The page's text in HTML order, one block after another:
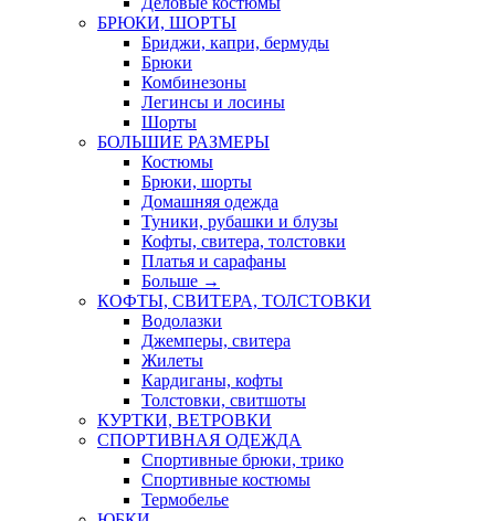
БРЮКИ, ШОРТЫ
Бриджи, капри, бермуды
Брюки
Комбинезоны
Легинсы и лосины
Шорты
БОЛЬШИЕ РАЗМЕРЫ
Костюмы
Брюки, шорты
Домашняя одежда
Туники, рубашки и блузы
Кофты, свитера, толстовки
Платья и сарафаны
Больше →
КОФТЫ, СВИТЕРА, ТОЛСТОВКИ
Водолазки
Джемперы, свитера
Жилеты
Кардиганы, кофты
Толстовки, свитшоты
КУРТКИ, ВЕТРОВКИ
СПОРТИВНАЯ ОДЕЖДА
Спортивные брюки, трико
Спортивные костюмы
Термобелье